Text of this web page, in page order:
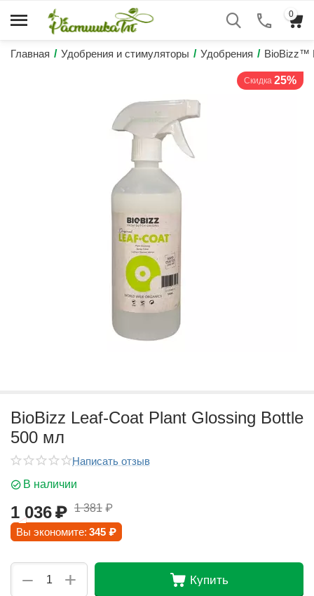
0
Главная / Удобрения и стимуляторы / Удобрения / BioBizz™
Скидка 25%
BioBizz Leaf-Coat Plant Glossing Bottle
500 мл
Написать отзыв
В наличии
1 036₽ 1 381 ₽
Вы экономите: 345 ₽
+
− Купить